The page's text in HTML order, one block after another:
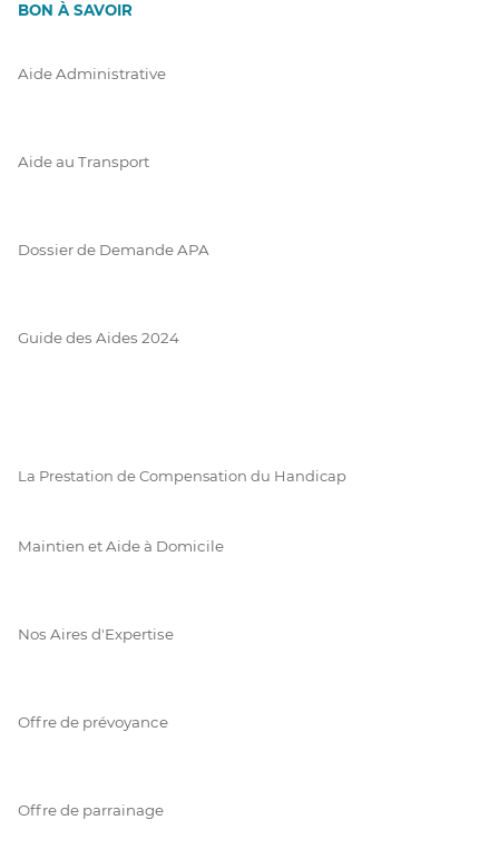
BON À SAVOIR
Aide Administrative
Aide au Transport
Dossier de Demande APA
Guide des Aides 2024
La Prestation de Compensation du Handicap
Maintien et Aide à Domicile
Nos Aires d'Expertise
Offre de prévoyance
Offre de parrainage